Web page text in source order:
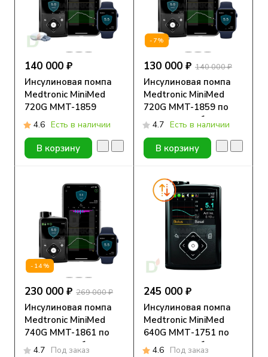
140 000 ₽
Инсулиновая помпа
Medtronic MiniMed
720G MMT-1859
4.6 Есть в наличии
В корзину
-7%
130 000 ₽ 140 000 ₽
Инсулиновая помпа
Medtronic MiniMed
720G MMT-1859 по
программе обмена
4.7 Есть в наличии
В корзину
-14%
230 000 ₽ 269 000 ₽
Инсулиновая помпа
Medtronic MiniMed
740G MMT-1861 по
программе обмена
4.7 Под заказ
245 000 ₽
Инсулиновая помпа
Medtronic MiniMed
640G ММТ-1751 по
программе обмена
4.6 Под заказ